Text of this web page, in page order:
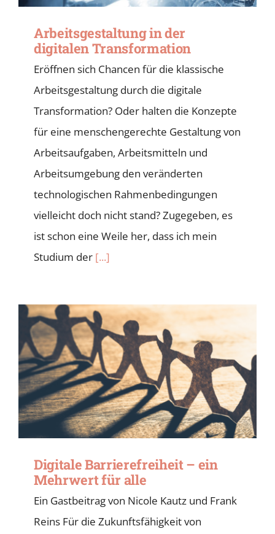
Arbeitsgestaltung in der
digitalen Transformation
Eröffnen sich Chancen für die klassische
Arbeitsgestaltung durch die digitale
Transformation? Oder halten die Konzepte
für eine menschengerechte Gestaltung von
Arbeitsaufgaben, Arbeitsmitteln und
Arbeitsumgebung den veränderten
technologischen Rahmenbedingungen
vielleicht doch nicht stand? Zugegeben, es
ist schon eine Weile her, dass ich mein
Studium der [...]
Digitale Barrierefreiheit – ein
Mehrwert für alle
Ein Gastbeitrag von Nicole Kautz und Frank
Reins Für die Zukunftsfähigkeit von